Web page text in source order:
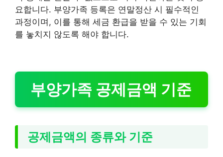
요합니다. 부양가족 등록은 연말정산 시 필수적인
과정이며, 이를 통해 세금 환급을 받을 수 있는 기회
를 놓치지 않도록 해야 합니다.
부양가족 공제금액 기준
공제금액의 종류와 기준